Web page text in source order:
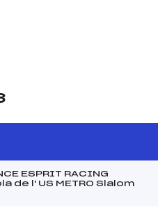
ESPRIT RACING
de l' US METRO Slalom